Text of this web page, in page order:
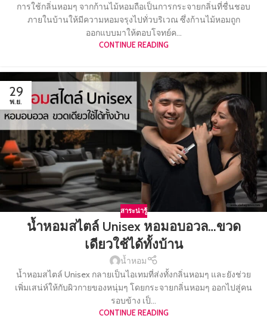
การใช้กลิ่นหอมๆ จากก้านไม้หอมถือเป็นการกระจายกลิ่นที่ชื่นชอบ
ภายในบ้านให้มีความหอมจรุงไปทั่วบริเวณ ซึ่งก้านไม้หอมถูก
ออกแบบมาให้ตอบโจทย์ค...
CONTINUE READING
29
พ.ย.
สาระน่ารู้
น้ำหอมสไตล์ Unisex หอมอบอวล…ขวด
เดียวใช้ได้ทั้งบ้าน
น้ำหอม
น้ำหอมสไตล์ Unisex กลายเป็นไอเทมที่ส่งทั้งกลิ่นหอมๆ และยังช่วย
เพิ่มเสน่ห์ให้กับผิวกายของหนุ่มๆ โดยกระจายกลิ่นหอมๆ ออกไปสู่คน
รอบข้าง เป็...
CONTINUE READING